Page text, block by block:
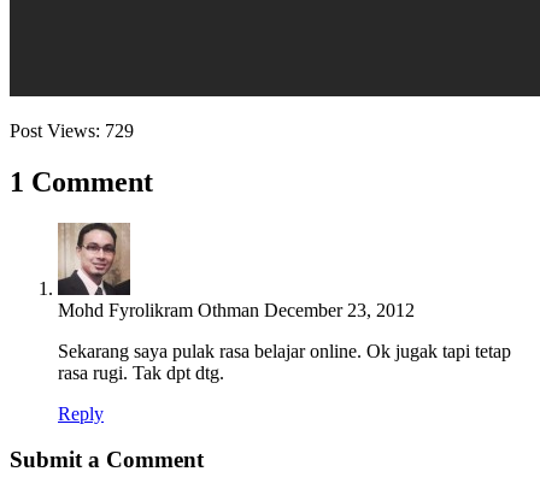
Post Views: 729
1 Comment
Mohd Fyrolikram Othman December 23, 2012
Sekarang saya pulak rasa belajar online. Ok jugak tapi tetap
rasa rugi. Tak dpt dtg.
Reply
Submit a Comment